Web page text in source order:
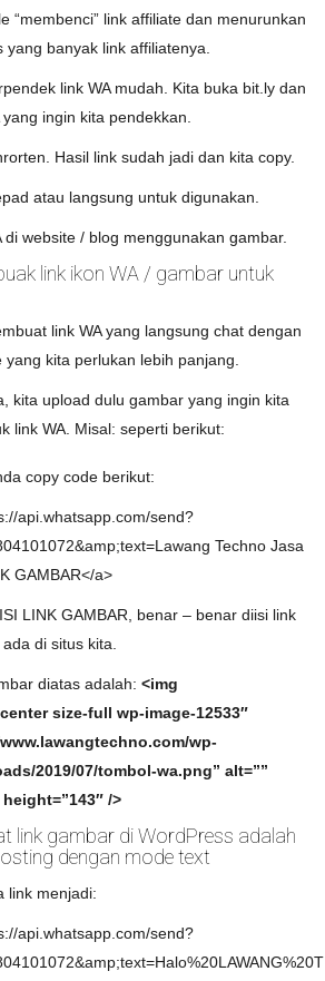
“membenci” link affiliate dan menurunkan
yang banyak link affiliatenya.
link WA mudah. Kita buka bit.ly dan
ingin kita pendekkan.
Hasil link sudah jadi dan kita copy.
atau langsung untuk digunakan.
di website / blog menggunakan gambar.
link ikon WA / gambar untuk
link WA yang langsung chat dengan
yang kita perlukan lebih panjang.
kita upload dulu gambar yang ingin kita
link WA. Misal: seperti berikut:
copy code berikut:
api.whatsapp.com/send?
Techno Jasa
GAMBAR</a>
LINK GAMBAR, benar – benar diisi link
di situs kita.
diatas adalah: <img
size-full wp-image-12533″
wp-
2019/07/tombol-wa.png” alt=””
/>
link gambar di WordPress adalah
dengan mode text
link menjadi:
api.whatsapp.com/send?